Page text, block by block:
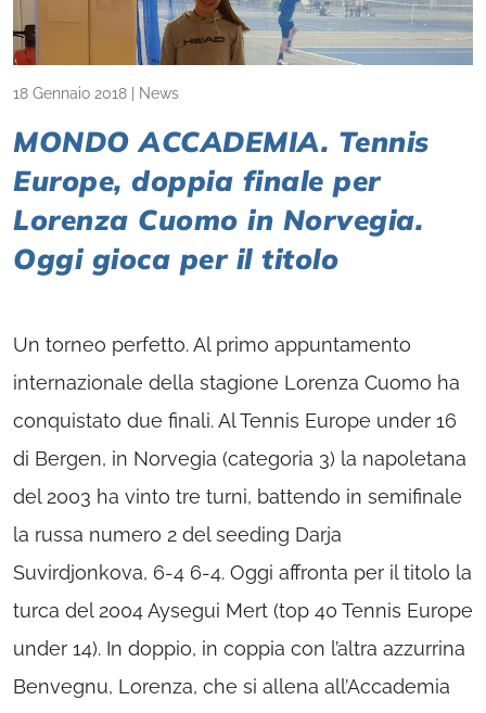
18 Gennaio 2018 News
MONDO ACCADEMIA. Tennis
Europe, doppia finale per
Lorenza Cuomo in Norvegia.
Oggi gioca per il titolo
Un torneo perfetto. Al primo appuntamento
internazionale della stagione Lorenza Cuomo ha
conquistato due finali. Al Tennis Europe under 16
di Bergen, in Norvegia (categoria 3) la napoletana
del 2003 ha vinto tre turni, battendo in semifinale
la russa numero 2 del seeding Darja
Suvirdjonkova, 6-4 6-4. Oggi affronta per il titolo la
turca del 2004 Aysegui Mert (top 40 Tennis Europe
under 14). In doppio, in coppia con l’altra azzurrina
Benvegnu, Lorenza, che si allena all’Accademia